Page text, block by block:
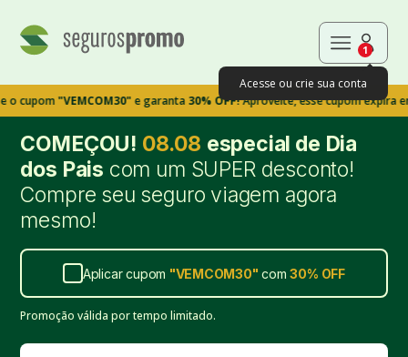
1
Acesse ou crie sua conta
"VEMCOM30"e garanta30% OFF!Aproveite, esse cupom expira em 9m39s
COMEÇOU! 08.08 especial de Dia
dos Pais com um SUPER desconto!
Compre seu seguro viagem agora
mesmo!
Aplicar cupom "VEMCOM30" com30% OFF
Promoção válida por tempo limitado.